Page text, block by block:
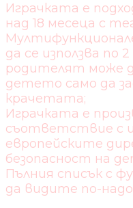
Играчката е
над 18 месеца с
да се използва по
родителят може
детето само да
крачетата;
Играчката е
съответствие с
европейските
безопасност на
Пълния списък с
да видите по-